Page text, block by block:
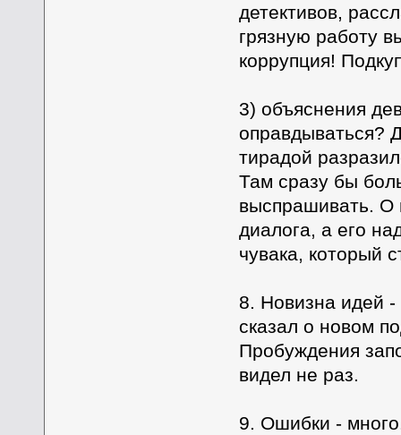
детективов,
грязную работу
коррупция!
3) объяснения
оправдываться?
тирадой
Там сразу бы
выспрашивать. О
диалога, а его
чувака, который
8. Новизна идей
сказал о новом
Пробуждения
видел не раз.
9. Ошибки -